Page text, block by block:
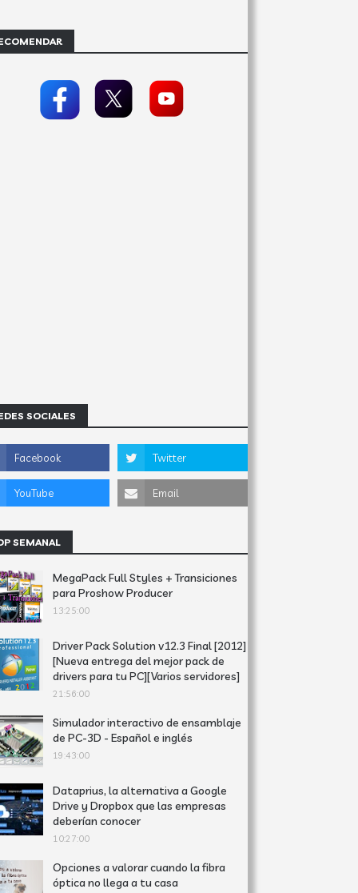
SOCIALES
SEMANAL
MegaPack Full Styles + Transiciones
para Proshow Producer
13:25:00
Driver Pack Solution v12.3 Final [2012]
[Nueva entrega del mejor pack de
drivers para tu PC][Varios servidores]
21:56:00
Simulador interactivo de ensamblaje
de PC-3D - Español e inglés
19:43:00
Dataprius, la alternativa a Google
Drive y Dropbox que las empresas
deberían conocer
10:27:00
Opciones a valorar cuando la fibra
óptica no llega a tu casa